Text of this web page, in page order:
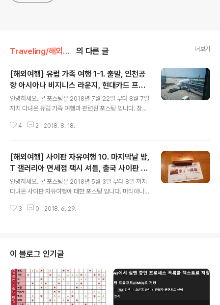
Traveling/해외여행 의 다른 글 더보기
[해외여행] 유럽 가족 여행 1-1. 출발, 인천공
항 아시아나 비지니스 라운지, 현대카드 프리
비아 항공권 예약 그리고 아시아나 항공 기내
식
안녕하세요. 본 포스팅은 2018년 7월 22일 부터 8월 7일
까지 다녀온 유럽 가족 여행과 관련된 포스팅 입니다. 장인
어른 모시고 유럽여행을 다녀왔습니다. 처이모님댁이 있는
못하였지만, 현대 레드카드 혜택 중 하나인 프리비아에서
항공권 예매를 해서 카드 할인을 받을 수 있었습니다. (개인
적인 생각으로) 2018년 기준 PP카드로 갈 수 있는 인천
공항의 라운지 중에서 제일 쉬기 편한 라운지라고 생각되
는 아시아나 비지니스 라운지에 다녀왔습니다. 아시아나
비지니스 라운지가 올 해 부터 PP카드가 있어도 아시아나
4 2 2018. 8. 18.
[해외여행] 사이판 자유여행 10. 마지막날 밤,
T 갤러리아 면세점 택시 셔틀, 출국 사이판 공
항 라운지 Hafa Adai Garden
안녕하세요. 본 포스팅은 2018년 5월 3일 부터 8일 까지
다녀온 사이판 자유여행에 대한 포스팅 입니다. 마리아나
이라 이미 체크아웃을 해서 쉴 곳은 로비 뿐... 짐을 다 맡겨
시를 이용하는 거지요. 면세점 셔틀버스는 한시간에 한대
정도 있고, 시간이 맞지 않으면 T갤러리아 까지 택시를 타
고 가시면 무료로 이용이 가능합니다. 택시 비용을 면세점
에서 지불을 해주거든요. 단, 택시에서 내려서 기사분과 면
세점 내에 있는 안내데스크로 함께 들렀다 가셔야 합니다.
기사분과 안내데스크로 가시면 기..
3 0 2018. 6. 29.
이 블로그 인기글